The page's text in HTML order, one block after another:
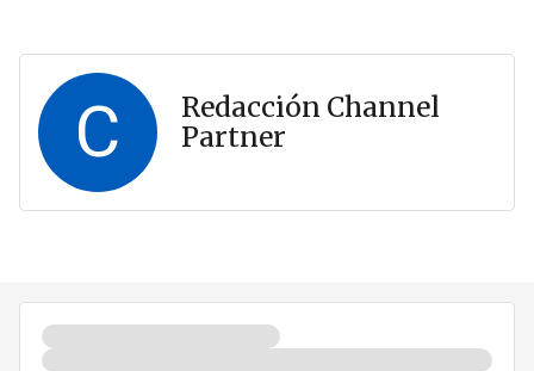
C
Redacción Channel
Partner